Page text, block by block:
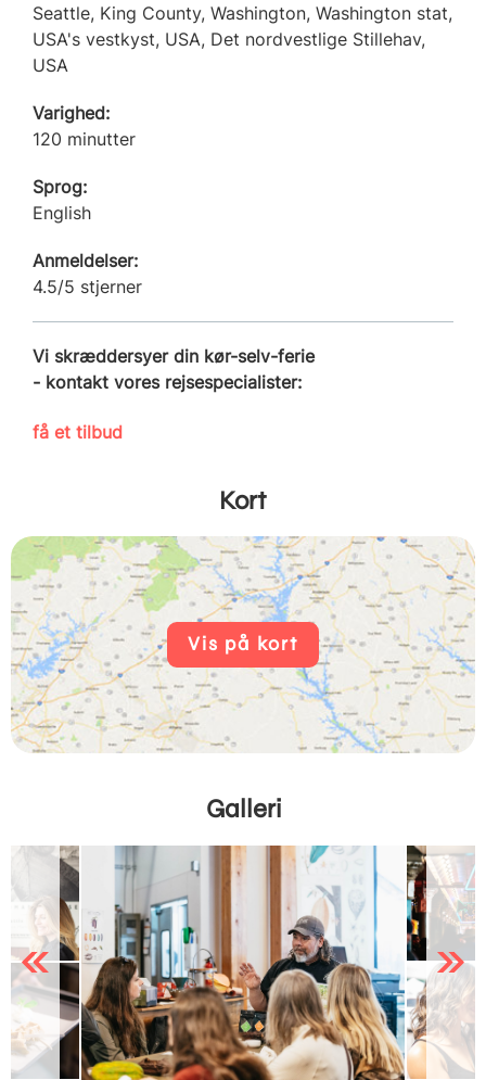
Seattle, King County, Washington, Washington stat,
USA's vestkyst, USA, Det nordvestlige Stillehav,
USA
Varighed:
120 minutter
Sprog:
English
Anmeldelser:
4.5/5 stjerner
Vi skræddersyer din kør-selv-ferie
- kontakt vores rejsespecialister:
få et tilbud
Kort
Vis på kort
Galleri
Previous Next